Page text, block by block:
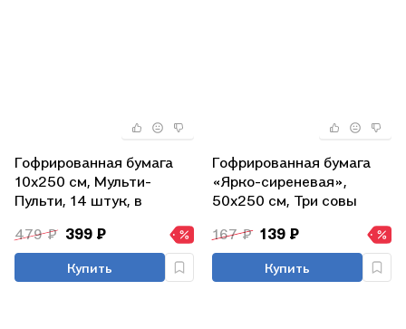
Гофрированная бумага
10х250 см, Мульти-
Пульти, 14 штук, в
479 ₽ 399 ₽
Купить
Гофрированная бумага
«Ярко-сиреневая»,
50х250 см, Три совы
167 ₽ 139 ₽
Купить